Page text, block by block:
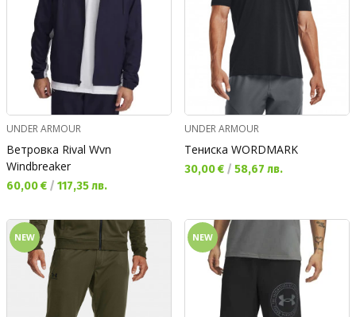
UNDER ARMOUR
Ветровка Rival Wvn
Windbreaker
Текуща цена:
60,00 € / 117,35 лв.
UNDER ARMOUR
Тениска WORDMARK
Текуща цена:
30,00 € / 58,67 лв.
NEW NEW